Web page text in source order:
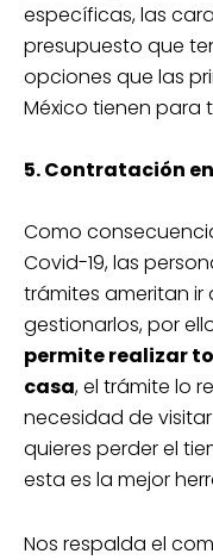
específicas, las
presupuesto que
opciones que las
México tienen para
5. Contratación
Como
Covid-19, las
trámites ameritan ir
gestionarlos, por
permite realizar
casa, el trámite lo
necesidad de
quieres perder el
esta es la mejor
Nos respalda el